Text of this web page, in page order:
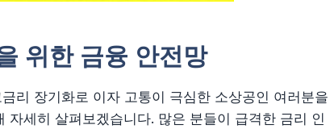
위한 금융 안전망
리 장기화로 이자 고통이 극심한 소상공인 여러분을
자세히 살펴보겠습니다. 많은 분들이 급격한 금리 인